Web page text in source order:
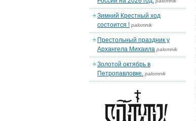
Зимний Крестный ход
состоится ! palomnik
Престольный праздник у
Архангела Михаила palomnik
Золотой октябрь в
Петропавловке. palomnik